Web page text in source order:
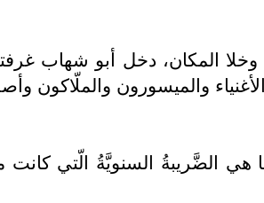
وخلا المكان، دخل أبو شهاب
والميسورون والملّاكون
هي الضَّريبةُ السنويَّةُ الّتي